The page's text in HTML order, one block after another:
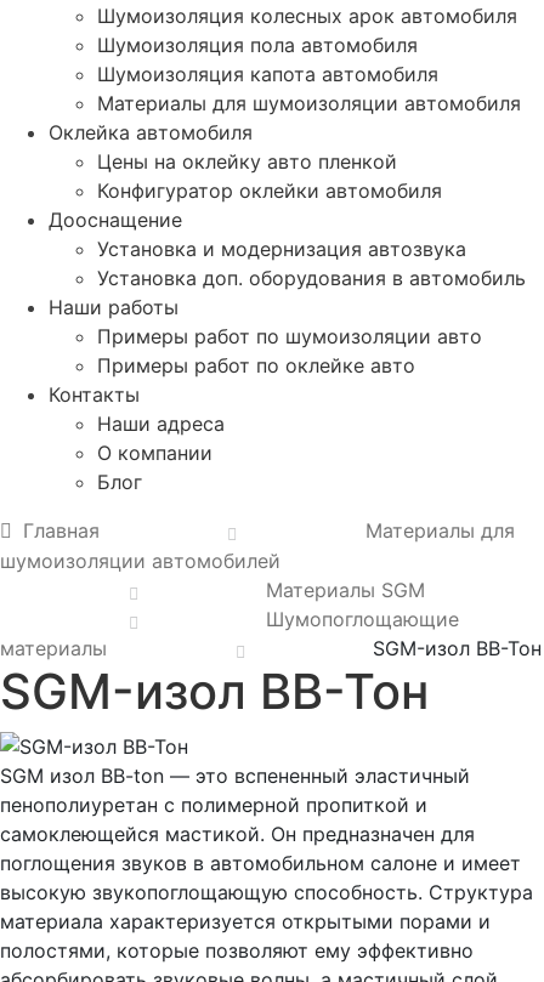
Шумоизоляция колесных арок автомобиля
Шумоизоляция пола автомобиля
Шумоизоляция капота автомобиля
Материалы для шумоизоляции автомобиля
Оклейка автомобиля
Цены на оклейку авто пленкой
Конфигуратор оклейки автомобиля
Дооснащение
Установка и модернизация автозвука
Установка доп. оборудования в автомобиль
Наши работы
Примеры работ по шумоизоляции авто
Примеры работ по оклейке авто
Контакты
Наши адреса
О компании
Блог
Главная
Материалы для
шумоизоляции автомобилей
Материалы SGM
Шумопоглощающие
материалы
SGM-изол ВВ-Тон
SGM-изол ВВ-Тон
SGM изол BB-ton — это вспененный эластичный
пенополиуретан с полимерной пропиткой и
самоклеющейся мастикой. Он предназначен для
поглощения звуков в автомобильном салоне и имеет
высокую звукопоглощающую способность. Структура
материала характеризуется открытыми порами и
полостями, которые позволяют ему эффективно